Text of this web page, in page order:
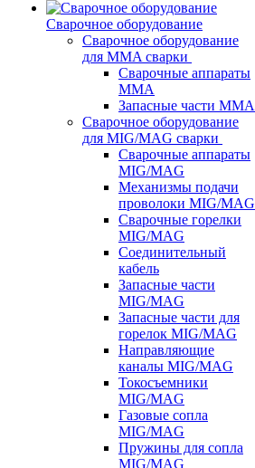
Сварочное оборудование
Сварочное оборудование
для MMA сварки
Сварочные аппараты
MMA
Запасные части MMA
Сварочное оборудование
для MIG/MAG сварки
Сварочные аппараты
MIG/MAG
Механизмы подачи
проволоки MIG/MAG
Сварочные горелки
MIG/MAG
Соединительный
кабель
Запасные части
MIG/MAG
Запасные части для
горелок MIG/MAG
Направляющие
каналы MIG/MAG
Токосъемники
MIG/MAG
Газовые сопла
MIG/MAG
Пружины для сопла
MIG/MAG